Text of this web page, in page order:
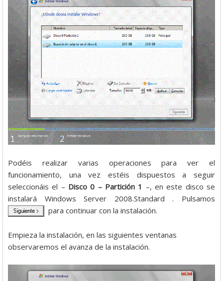
Podéis realizar varias operaciones para ver el
funcionamiento, una vez estéis dispuestos a seguir
seleccionáis el – Disco 0 – Partición 1 –, en este disco se
instalará Windows Server 2008.Standard . Pulsamos
para continuar con la instalación.
Empieza la instalación, en las siguientes ventanas
observaremos el avanza de la instalación.